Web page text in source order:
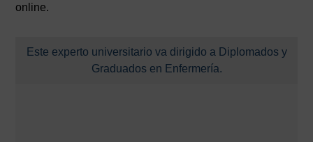
online.
Este experto universitario va dirigido a Diplomados y
Graduados en Enfermería.